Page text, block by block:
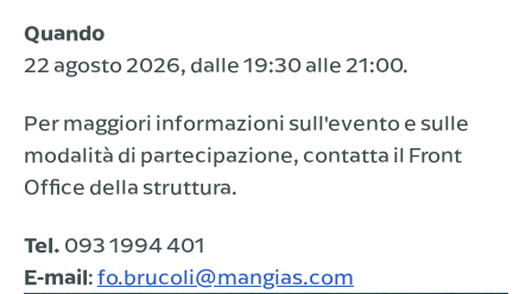
Quando
22 agosto 2026, dalle 19:30 alle 21:00.
Per maggiori informazioni sull'evento e sulle
modalità di partecipazione, contatta il Front
Office della struttura.
Tel. 093 1994 401
E-mail:fo.brucoli@mangias.com